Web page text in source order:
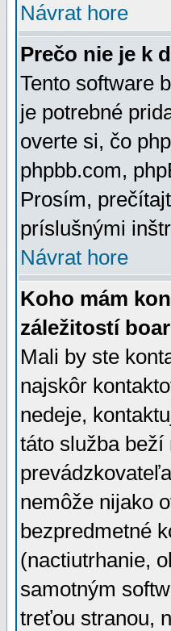
Návrat hore
Prečo nie je k
Tento software
je potrebné
overte si, čo
phpbb.com,
Prosím,
príslušnými
Návrat hore
Koho mám
záležitostí
Mali by ste
najskôr
nedeje,
táto služba
nemôže nijako
bezpredmetné
(nactiutrhanie,
samotným
treťou stranou,